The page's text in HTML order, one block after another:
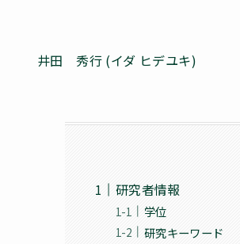
井田 秀行 (イダ ヒデユキ)
研究者情報
学位
研究キーワード